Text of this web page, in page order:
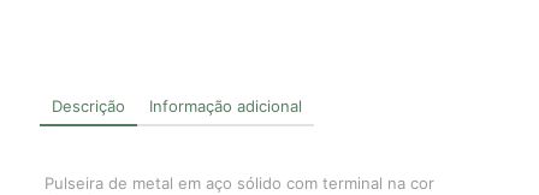
Descrição Informação adicional
Pulseira de metal em aço sólido com terminal na cor